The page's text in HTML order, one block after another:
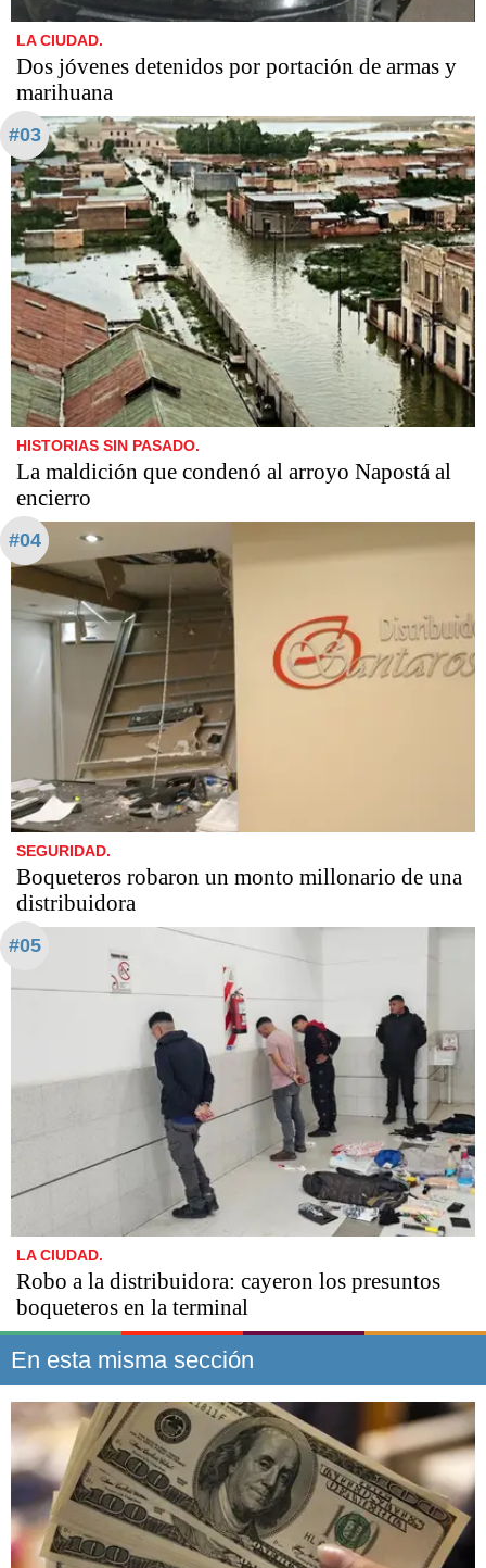
LA CIUDAD.
Dos jóvenes detenidos por portación de armas y
marihuana
#03
HISTORIAS SIN PASADO.
La maldición que condenó al arroyo Napostá al
encierro
#04
SEGURIDAD.
Boqueteros robaron un monto millonario de una
distribuidora
#05
LA CIUDAD.
Robo a la distribuidora: cayeron los presuntos
boqueteros en la terminal
En esta misma sección